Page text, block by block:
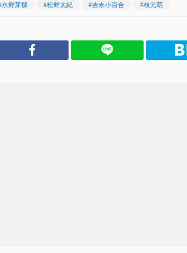
永野芽郁 #松野太紀 #吉永小百合 #枝元萌